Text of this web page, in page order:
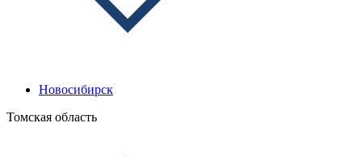
Новосибирск
Томская область